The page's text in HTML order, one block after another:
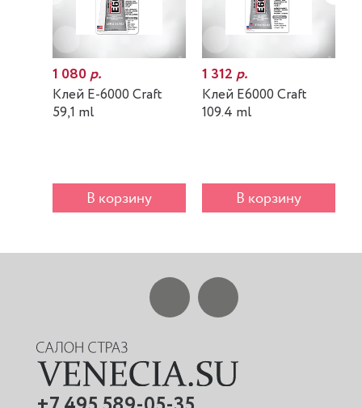
1 080р.
Клей E-6000 Craft
59,1 ml
В корзину
1 312р.
Клей E6000 Craft
109.4 ml
В корзину